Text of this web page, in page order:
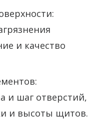
и качество
и шаг отверстий,
и высоты щитов.